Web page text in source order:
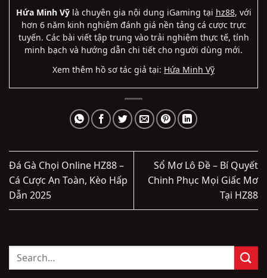
Hứa Minh Vỹlà chuyên gia nội dung iGaming tại hz88, với
hơn 6 năm kinh nghiệm đánh giá nền tảng cá cược trực
tuyến. Các bài viết tập trung vào trải nghiệm thực tế, tính
minh bạch và hướng dẫn chi tiết cho người dùng mới.
Xem thêm hồ sơ tác giả tại: Hứa Minh Vỹ
Đá Gà Chọi Online HZ88 –
Cá Cược An Toàn, Kèo Hấp
Dẫn 2025
Sổ Mơ Lô Đề – Bí Quyết
Chinh Phục Mọi Giấc Mơ
Tại HZ88